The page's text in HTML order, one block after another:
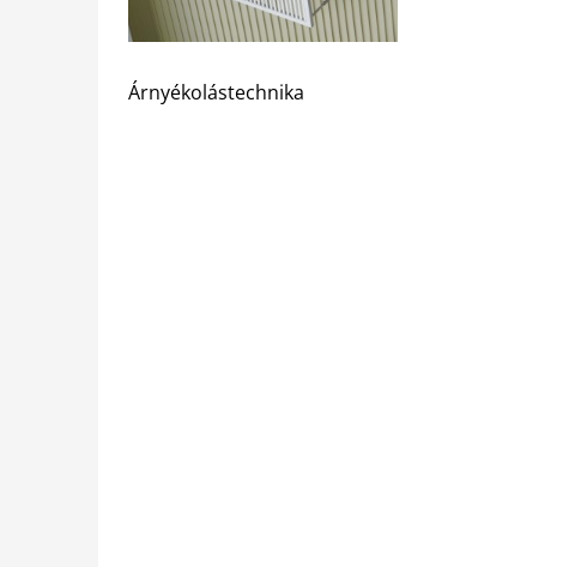
Árnyékolástechnika